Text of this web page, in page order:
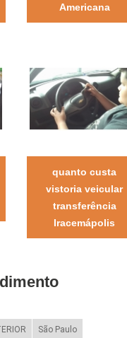
Americana
quanto custa
vistoria veicular
transferência
Iracemápolis
São Paulo